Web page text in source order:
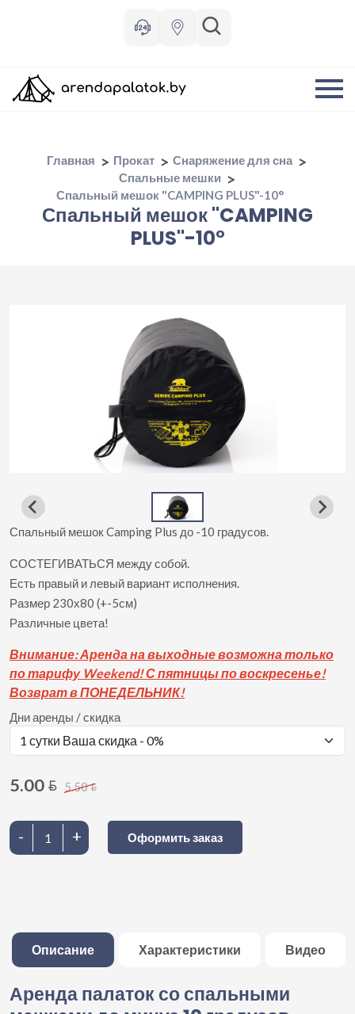
Главная Прокат
Снаряжение для сна
Спальные мешки
Спальный мешок "CAMPING PLUS"-10°
Спальный мешок "CAMPING
PLUS"-10°
Спальный мешок Camping Plus до -10 градусов.
СОСТЕГИВАТЬСЯ между собой.
Есть правый и левый вариант исполнения.
Размер 230х80 (+-5см)
Различные цвета!
Внимание: Аренда на выходные возможна только
по тарифу Weekend! С пятницы по воскресенье!
Возврат в ПОНЕДЕЛЬНИК!
Дни аренды / скидка
5.00 BYN 5.50BYN
- + Оформить заказ
Описание Характеристики Видео
Аренда палаток со спальными